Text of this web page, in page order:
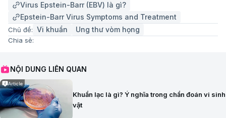
Virus Epstein-Barr (EBV) là gì?
Epstein-Barr Virus Symptoms and Treatment
Chủ đề: Vi khuẩn Ung thư vòm họng
Chia sẻ:
NỘI DUNG LIÊN QUAN
Article
Khuẩn lạc là gì? Ý nghĩa trong chẩn đoán vi sinh
vật